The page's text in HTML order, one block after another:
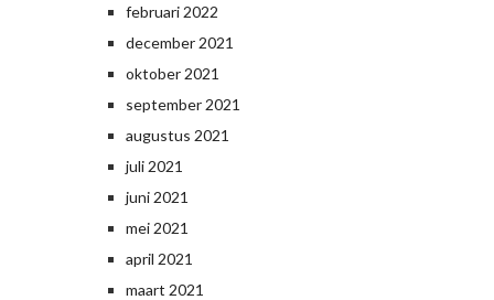
februari 2022
december 2021
oktober 2021
september 2021
augustus 2021
juli 2021
juni 2021
mei 2021
april 2021
maart 2021